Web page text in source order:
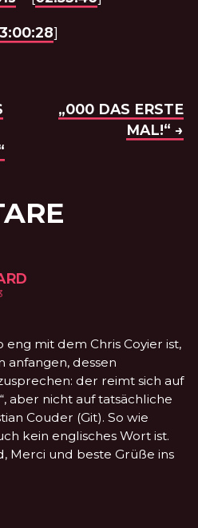
]
NÄCHSTE FOLGE:
„000 DAS ERSTE
MAL!“ →
mit dem Chris Coyier ist,
anfangen, dessen
der reimt sich auf
aber nicht auf tatsächliche
Couder (Git). So wie
kein englisches Wort ist.
Merci und beste Grüße ins